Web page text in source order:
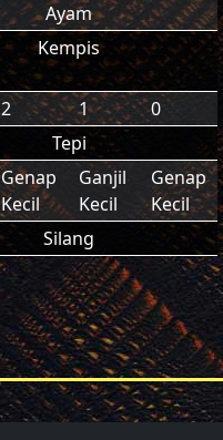
Ayam
Kempis
2 1
0
Tepi
Genap
Kecil
Ganjil
Kecil
Genap
Kecil
Silang